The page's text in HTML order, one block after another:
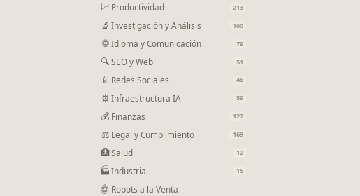
📈 Productividad 213
🔬 Investigación y Análisis 100
🌐 Idioma y Comunicación 79
🔍SEO y Web 51
📱 Redes Sociales 46
⚙Infraestructura IA 59
💰 Finanzas 127
⚖ Legal y Cumplimiento 169
🏥Salud 12
🏭Industria 15
🤖 Robots a la Venta